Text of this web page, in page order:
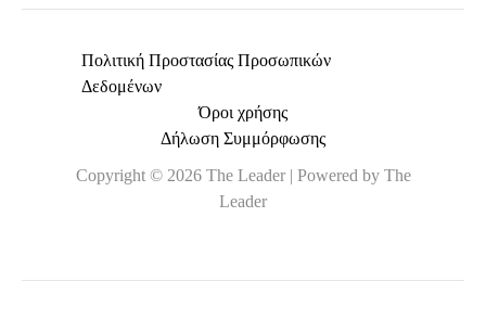
Πολιτική Προστασίας Προσωπικών
Δεδομένων
Όροι χρήσης
Δήλωση Συμμόρφωσης
Copyright © 2026 The Leader | Powered by The
Leader